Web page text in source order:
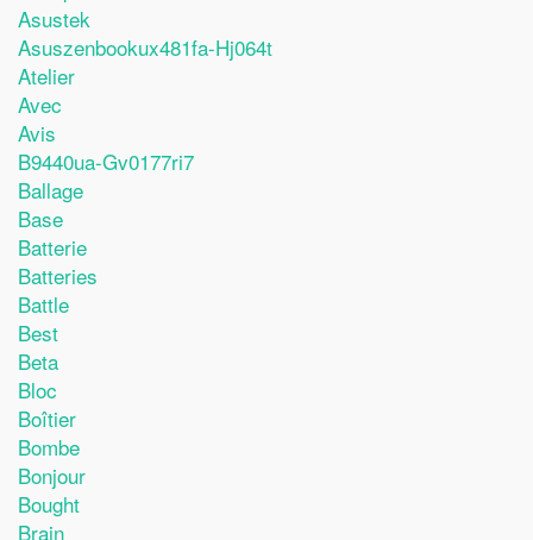
Asustek
Asuszenbookux481fa-Hj064t
Atelier
Avec
Avis
B9440ua-Gv0177ri7
Ballage
Base
Batterie
Batteries
Battle
Best
Beta
Bloc
Boîtier
Bombe
Bonjour
Bought
Brain